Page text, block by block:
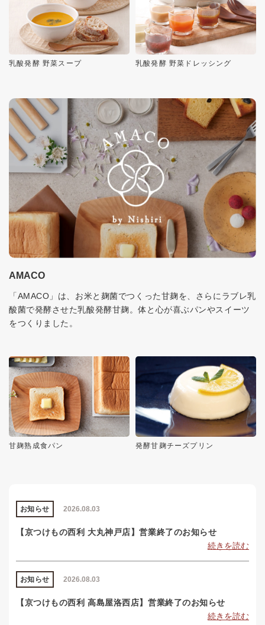
乳酸発酵 野菜スープ 乳酸発酵 野菜ドレッシング
AMACO
「AMACO」は、お米と麹菌でつくった甘麹を、さらにラブレ乳
酸菌で発酵させた乳酸発酵甘麹。体と心が喜ぶパンやスイーツ
をつくりました。
甘麹熟成食パン 発酵甘麹チーズプリン
2026.08.03
お知らせ
【京つけもの西利 大丸神戸店】営業終了のお知らせ
続きを読む
2026.08.03
お知らせ
【京つけもの西利 高島屋洛西店】営業終了のお知らせ
続きを読む